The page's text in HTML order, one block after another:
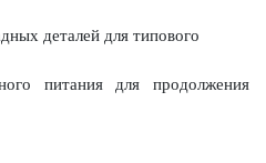
деталей для типового
питания для продолжения